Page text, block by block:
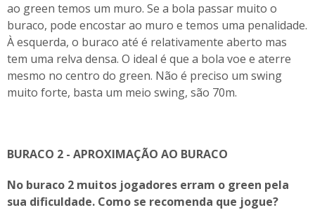
ao green temos um muro. Se a bola passar muito o
buraco, pode encostar ao muro e temos uma penalidade.
À esquerda, o buraco até é relativamente aberto mas
tem uma relva densa. O ideal é que a bola voe e aterre
mesmo no centro do green. Não é preciso um swing
muito forte, basta um meio swing, são 70m.
BURACO 2 - APROXIMAÇÃO AO BURACO
No buraco 2 muitos jogadores erram o green pela
sua dificuldade. Como se recomenda que jogue?